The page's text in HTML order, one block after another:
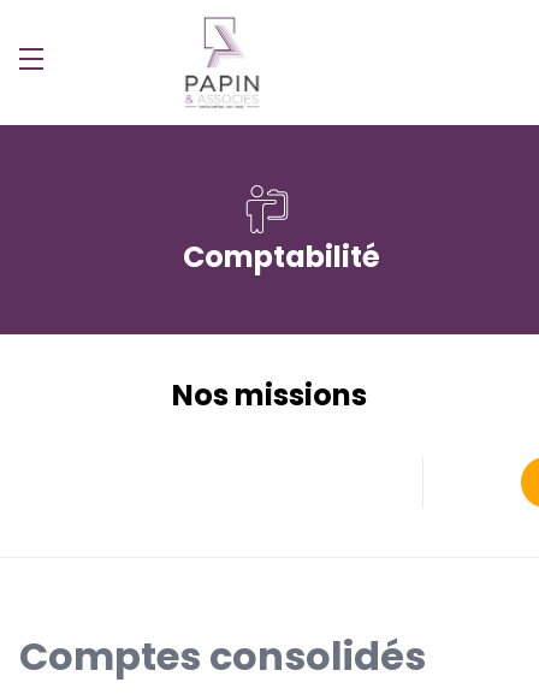
Comptabilité
Nos missions
Comptes consolidés